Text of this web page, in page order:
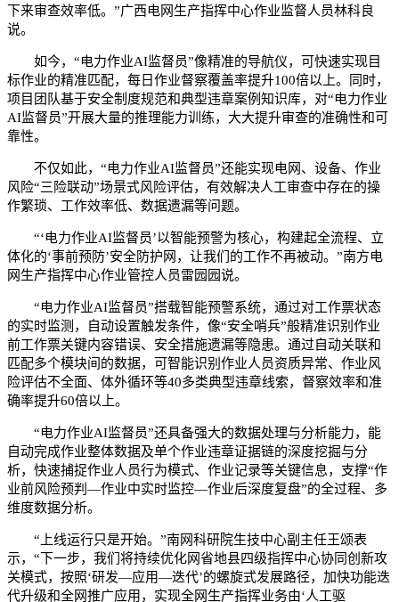
下来审查效率低。”广西电网生产指挥中心作业监督人员林科良
说。
如今，“电力作业AI监督员”像精准的导航仪，可快速实现目
标作业的精准匹配，每日作业督察覆盖率提升100倍以上。同时，
项目团队基于安全制度规范和典型违章案例知识库，对“电力作业
AI监督员”开展大量的推理能力训练，大大提升审查的准确性和可
靠性。
不仅如此，“电力作业AI监督员”还能实现电网、设备、作业
风险“三险联动”场景式风险评估，有效解决人工审查中存在的操
作繁琐、工作效率低、数据遗漏等问题。
“‘电力作业AI监督员’以智能预警为核心，构建起全流程、立
体化的‘事前预防’安全防护网，让我们的工作不再被动。”南方电
网生产指挥中心作业管控人员雷园园说。
“电力作业AI监督员”搭载智能预警系统，通过对工作票状态
的实时监测，自动设置触发条件，像“安全哨兵”般精准识别作业
前工作票关键内容错误、安全措施遗漏等隐患。通过自动关联和
匹配多个模块间的数据，可智能识别作业人员资质异常、作业风
险评估不全面、体外循环等40多类典型违章线索，督察效率和准
确率提升60倍以上。
“电力作业AI监督员”还具备强大的数据处理与分析能力，能
自动完成作业整体数据及单个作业违章证据链的深度挖掘与分
析，快速捕捉作业人员行为模式、作业记录等关键信息，支撑“作
业前风险预判—作业中实时监控—作业后深度复盘”的全过程、多
维度数据分析。
“上线运行只是开始。”南网科研院生技中心副主任王颂表
示，“下一步，我们将持续优化网省地县四级指挥中心协同创新攻
关模式，按照‘研发—应用—迭代’的螺旋式发展路径，加快功能迭
代升级和全网推广应用，实现全网生产指挥业务由‘人工驱